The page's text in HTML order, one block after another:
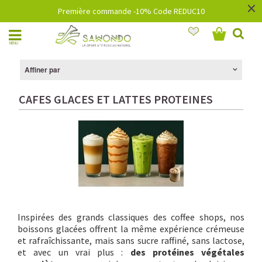
Première commande -10% Code REDUC10 ×
MENU
Affiner par
CAFES GLACES ET LATTES PROTEINES
Inspirées des grands classiques des coffee shops, nos
boissons glacées offrent la même expérience crémeuse
et rafraîchissante, mais sans sucre raffiné, sans lactose,
et avec un vrai plus : des protéines végétales